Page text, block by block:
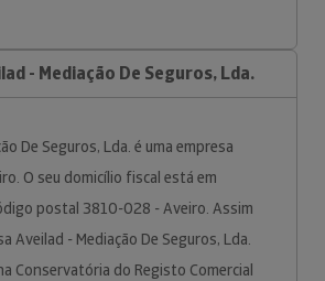
- Mediação De Seguros, Lda.
De Seguros, Lda. é uma empresa
O seu domicílio fiscal está em
postal 3810-028 - Aveiro. Assim
Aveilad - Mediação De Seguros, Lda.
Conservatória do Registo Comercial